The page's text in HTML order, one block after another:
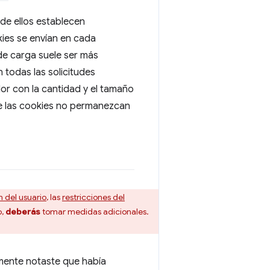
ellos establecen
se envían en cada
carga suele ser más
todas las solicitudes
con la cantidad y el tamaño
cookies no permanezcan
del usuario, lasrestricciones del
deberástomar medidas adicionales.
notaste que había